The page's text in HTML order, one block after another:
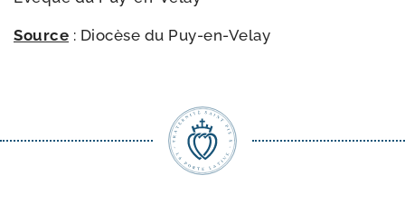
Source : Diocèse du Puy-en-Velay